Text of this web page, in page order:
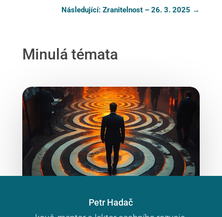
Následující: Zranitelnost – 26. 3. 2025 →
Minulá témata
Petr Hadač